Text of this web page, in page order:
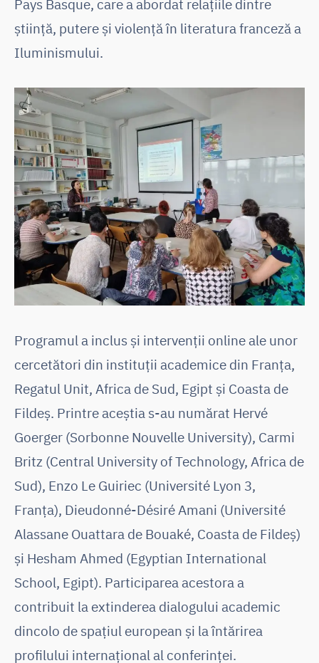
Pays Basque, care a abordat relațiile dintre
știință, putere și violență în literatura franceză a
Iluminismului.
Programul a inclus și intervenții online ale unor
cercetători din instituții academice din Franța,
Regatul Unit, Africa de Sud, Egipt și Coasta de
Fildeș. Printre aceștia s-au numărat Hervé
Goerger (Sorbonne Nouvelle University), Carmi
Britz (Central University of Technology, Africa de
Sud), Enzo Le Guiriec (Université Lyon 3,
Franța), Dieudonné-Désiré Amani (Université
Alassane Ouattara de Bouaké, Coasta de Fildeș)
și Hesham Ahmed (Egyptian International
School, Egipt). Participarea acestora a
contribuit la extinderea dialogului academic
dincolo de spațiul european și la întărirea
profilului internațional al conferinței.